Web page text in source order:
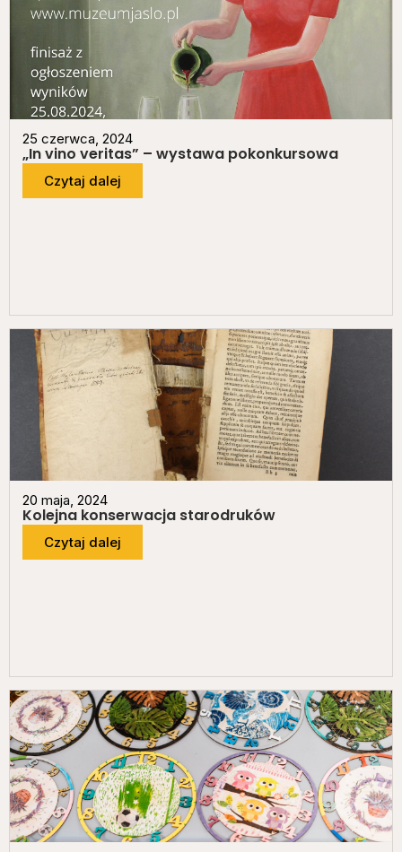
25 czerwca, 2024
„In vino veritas” – wystawa pokonkursowa
Czytaj dalej
20 maja, 2024
Kolejna konserwacja starodruków
Czytaj dalej